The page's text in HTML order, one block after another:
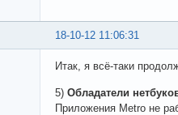
18-10-12 11:06:31
Итак, я всё-таки
5) Обладатели
Приложения Metro не